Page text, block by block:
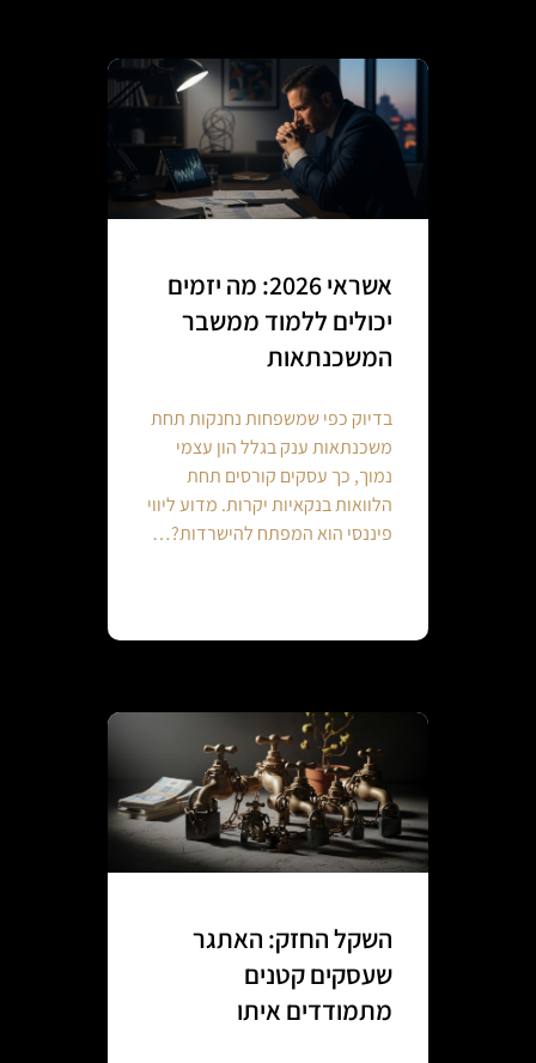
אשראי 2026: מה יזמים
יכולים ללמוד ממשבר
המשכנתאות
בדיוק כפי שמשפחות נחנקות תחת
משכנתאות ענק בגלל הון עצמי
נמוך, כך עסקים קורסים תחת
הלוואות בנקאיות יקרות. מדוע ליווי
פיננסי הוא המפתח להישרדות?…
השקל החזק: האתגר
שעסקים קטנים
מתמודדים איתו